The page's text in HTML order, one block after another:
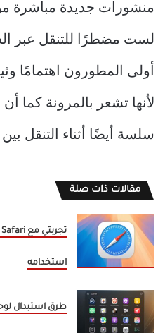
لست مضطرًا للتنقل عبر
أولى المطورون اهتمامًا
لأنها تشعر بالمرونة كما
سلسة أيضًا أثناء التنقل
مقالات ذات صلة
استخدامه